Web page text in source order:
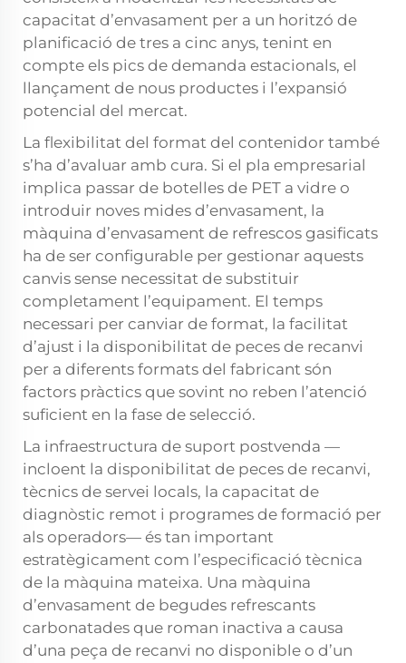
capacitat d’envasament per a un horitzó de
planificació de tres a cinc anys, tenint en
compte els pics de demanda estacionals, el
llançament de nous productes i l’expansió
potencial del mercat.
La flexibilitat del format del contenidor també
s’ha d’avaluar amb cura. Si el pla empresarial
implica passar de botelles de PET a vidre o
introduir noves mides d’envasament, la
màquina d’envasament de refrescos gasificats
ha de ser configurable per gestionar aquests
canvis sense necessitat de substituir
completament l’equipament. El temps
necessari per canviar de format, la facilitat
d’ajust i la disponibilitat de peces de recanvi
per a diferents formats del fabricant són
factors pràctics que sovint no reben l’atenció
suficient en la fase de selecció.
La infraestructura de suport postvenda —
incloent la disponibilitat de peces de recanvi,
tècnics de servei locals, la capacitat de
diagnòstic remot i programes de formació per
als operadors— és tan important
estratègicament com l’especificació tècnica
de la màquina mateixa. Una màquina
d’envasament de begudes refrescants
carbonatades que roman inactiva a causa
d’una peça de recanvi no disponible o d’un